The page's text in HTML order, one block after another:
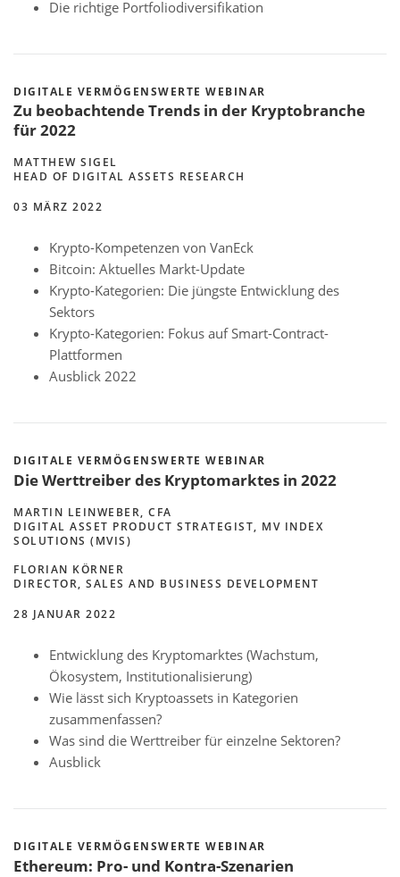
Die richtige Portfoliodiversifikation
DIGITALE VERMÖGENSWERTE WEBINAR
Zu beobachtende Trends in der Kryptobranche
für 2022
MATTHEW SIGEL
HEAD OF DIGITAL ASSETS RESEARCH
03 MÄRZ 2022
Krypto-Kompetenzen von VanEck
Bitcoin: Aktuelles Markt-Update
Krypto-Kategorien: Die jüngste Entwicklung des
Sektors
Krypto-Kategorien: Fokus auf Smart-Contract-
Plattformen
Ausblick 2022
DIGITALE VERMÖGENSWERTE WEBINAR
Die Werttreiber des Kryptomarktes in 2022
MARTIN LEINWEBER, CFA
DIGITAL ASSET PRODUCT STRATEGIST, MV INDEX
SOLUTIONS (MVIS)
FLORIAN KÖRNER
DIRECTOR, SALES AND BUSINESS DEVELOPMENT
28 JANUAR 2022
Entwicklung des Kryptomarktes (Wachstum,
Ökosystem, Institutionalisierung)
Wie lässt sich Kryptoassets in Kategorien
zusammenfassen?
Was sind die Werttreiber für einzelne Sektoren?
Ausblick
DIGITALE VERMÖGENSWERTE WEBINAR
Ethereum: Pro- und Kontra-Szenarien